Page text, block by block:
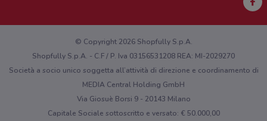
Hai un malfunzionamento sul web o sull'app?
© Copyright 2026 Shopfully S.p.A.
Shopfully S.p.A. - C.F / P. Iva 03156531208 REA: MI-2029270
Società a socio unico soggetta all’attività di direzione e coordinamento di
MEDIA Central Holding GmbH
Via Giosuè Borsi 9 - 20143 Milano
Capitale Sociale sottoscritto e versato: € 50.000,00